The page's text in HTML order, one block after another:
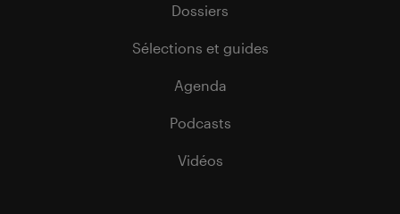
Dossiers
Sélections et guides
Agenda
Podcasts
Vidéos